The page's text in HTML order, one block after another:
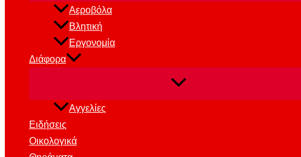
Αεροβόλα
Βλητική
Εργονομία
Διάφορα
Αγγελίες
Ειδήσεις
Οικολογικά